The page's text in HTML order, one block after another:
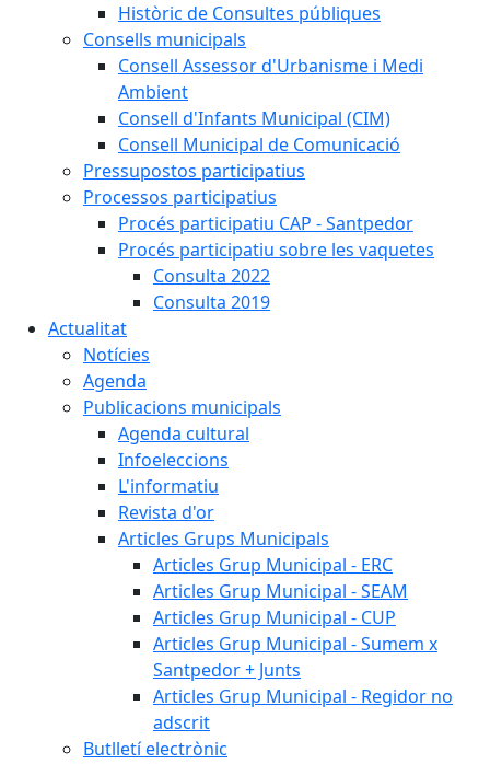
Històric de Consultes públiques
Consells municipals
Consell Assessor d'Urbanisme i Medi
Ambient
Consell d'Infants Municipal (CIM)
Consell Municipal de Comunicació
Pressupostos participatius
Processos participatius
Procés participatiu CAP - Santpedor
Procés participatiu sobre les vaquetes
Consulta 2022
Consulta 2019
Actualitat
Notícies
Agenda
Publicacions municipals
Agenda cultural
Infoeleccions
L'informatiu
Revista d'or
Articles Grups Municipals
Articles Grup Municipal - ERC
Articles Grup Municipal - SEAM
Articles Grup Municipal - CUP
Articles Grup Municipal - Sumem x
Santpedor + Junts
Articles Grup Municipal - Regidor no
adscrit
Butlletí electrònic